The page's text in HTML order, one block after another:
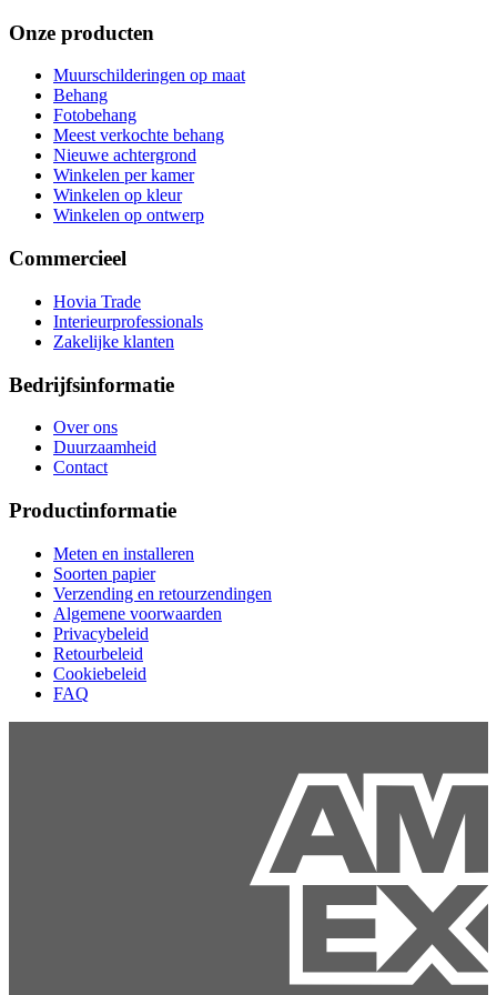
Onze producten
Muurschilderingen op maat
Behang
Fotobehang
Meest verkochte behang
Nieuwe achtergrond
Winkelen per kamer
Winkelen op kleur
Winkelen op ontwerp
Commercieel
Hovia Trade
Interieurprofessionals
Zakelijke klanten
Bedrijfsinformatie
Over ons
Duurzaamheid
Contact
Productinformatie
Meten en installeren
Soorten papier
Verzending en retourzendingen
Algemene voorwaarden
Privacybeleid
Retourbeleid
Cookiebeleid
FAQ